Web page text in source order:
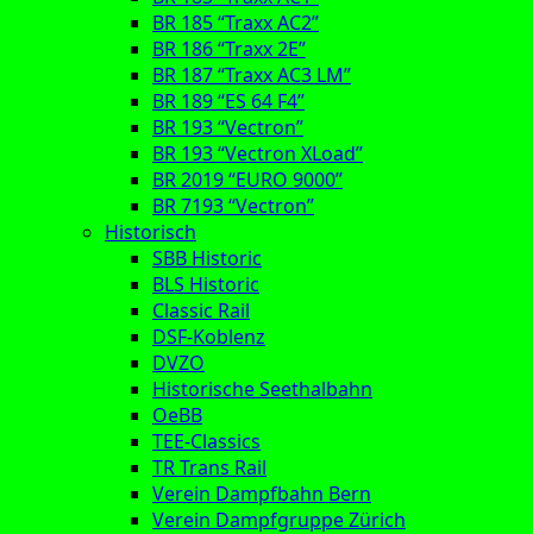
BR 185 “Traxx AC2”
BR 186 “Traxx 2E”
BR 187 “Traxx AC3 LM”
BR 189 “ES 64 F4”
BR 193 “Vectron”
BR 193 “Vectron XLoad”
BR 2019 “EURO 9000”
BR 7193 “Vectron”
Historisch
SBB Historic
BLS Historic
Classic Rail
DSF-Koblenz
DVZO
Historische Seethalbahn
OeBB
TEE-Classics
TR Trans Rail
Verein Dampfbahn Bern
Verein Dampfgruppe Zürich